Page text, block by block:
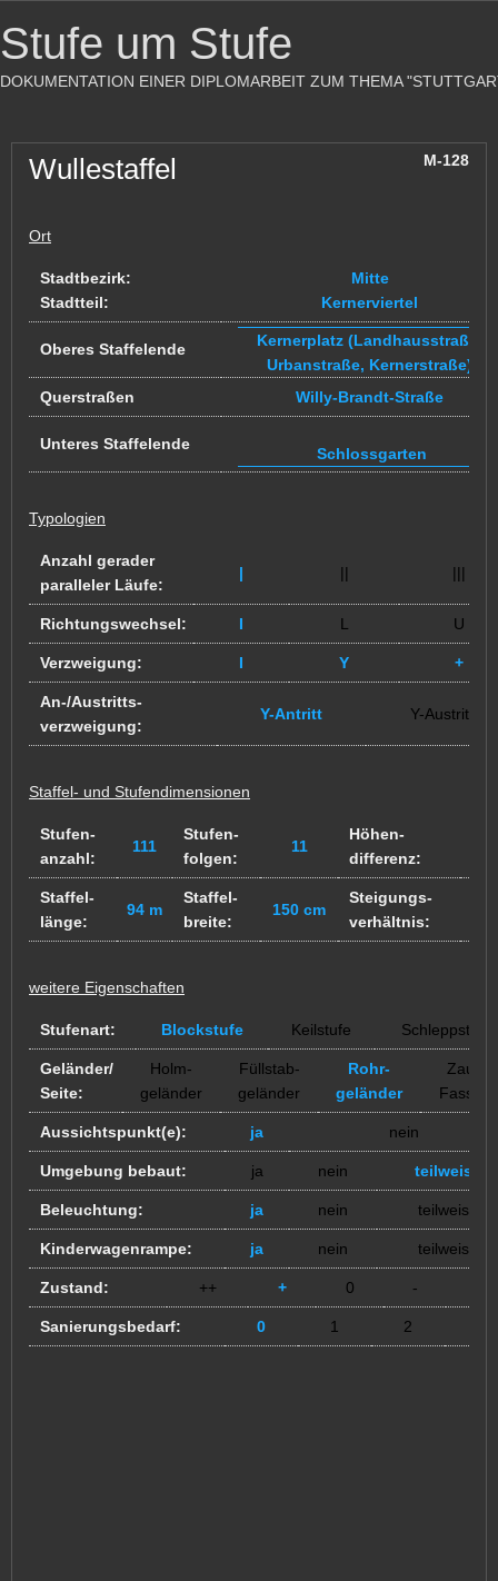
Stufe um Stufe
DOKUMENTATION EINER DIPLOMARBEIT ZUM THEMA
Wullestaffel M-128
Ort
Stadtbezirk:
Stadtteil:
Mitte
Kernerviertel
Oberes Staffelende
Kernerplatz (Landhausstraße,
Urbanstraße, Kernerstraße)
Querstraßen
Willy-Brandt-Straße
Unteres Staffelende
Schlossgarten
Typologien
Anzahl gerader
paralleler Läufe:
| || |||
Richtungswechsel: I L U
Verzweigung: I Y +
An-/Austritts-
verzweigung:
Y-Antritt Y-Austritt
Staffel- und Stufendimensionen
Stufen-
anzahl:
111
Stufen-
folgen:
11
Höhen-
differenz:
Staffel-
länge:
94 m
Staffel-
breite:
150 cm
Steigungs-
verhältnis:
weitere Eigenschaften
Stufenart: Blockstufe Keilstufe Schleppstufe
Geländer/
Seite:
Holm-
geländer
Füllstab-
geländer
Rohr-
geländer
Zaun /
Aussichtspunkt(e): ja nein
Umgebung bebaut: ja nein teilweise
Beleuchtung: ja nein teilweise
Kinderwagenrampe: ja nein teilweise
Zustand: ++ + 0 -
Sanierungsbedarf: 0 1 2